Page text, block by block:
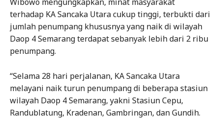
Wibowo mengungkapkan, minat masyarakat
terhadap KA Sancaka Utara cukup tinggi, terbukti dari
jumlah penumpang khususnya yang naik di wilayah
Daop 4 Semarang terdapat sebanyak lebih dari 2 ribu
penumpang.
“Selama 28 hari perjalanan, KA Sancaka Utara
melayani naik turun penumpang di beberapa stasiun
wilayah Daop 4 Semarang, yakni Stasiun Cepu,
Randublatung, Kradenan, Gambringan, dan Gundih.